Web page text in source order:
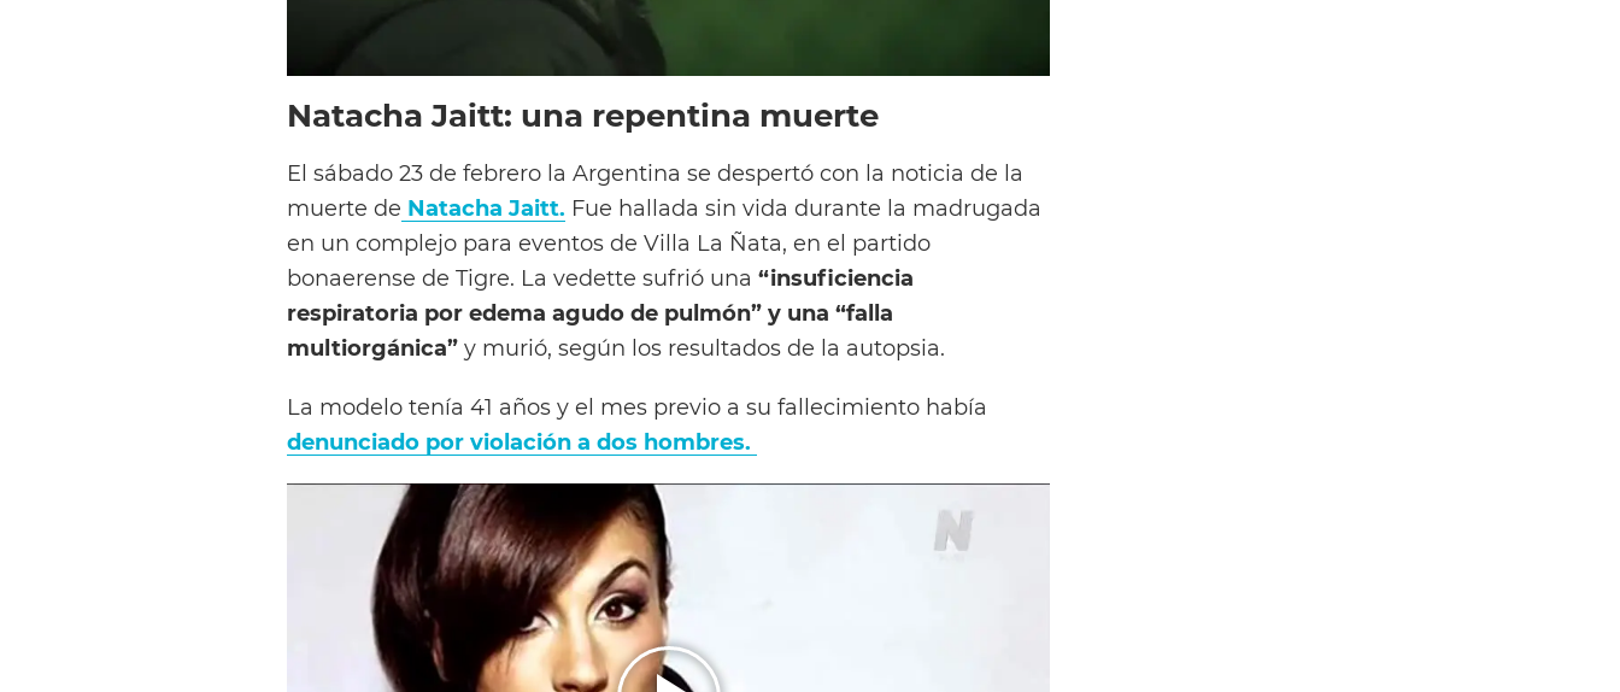
Natacha Jaitt: una repentina muerte
El sábado 23 de febrero la Argentina se despertó con la noticia de la
muerte de Natacha Jaitt. Fue hallada sin vida durante la madrugada
en un complejo para eventos de Villa La Ñata, en el partido
bonaerense de Tigre. La vedette sufrió una “insuficiencia
respiratoria por edema agudo de pulmón” y una “falla
multiorgánica” y murió, según los resultados de la autopsia.
La modelo tenía 41 años y el mes previo a su fallecimiento había
denunciado por violación a dos hombres.